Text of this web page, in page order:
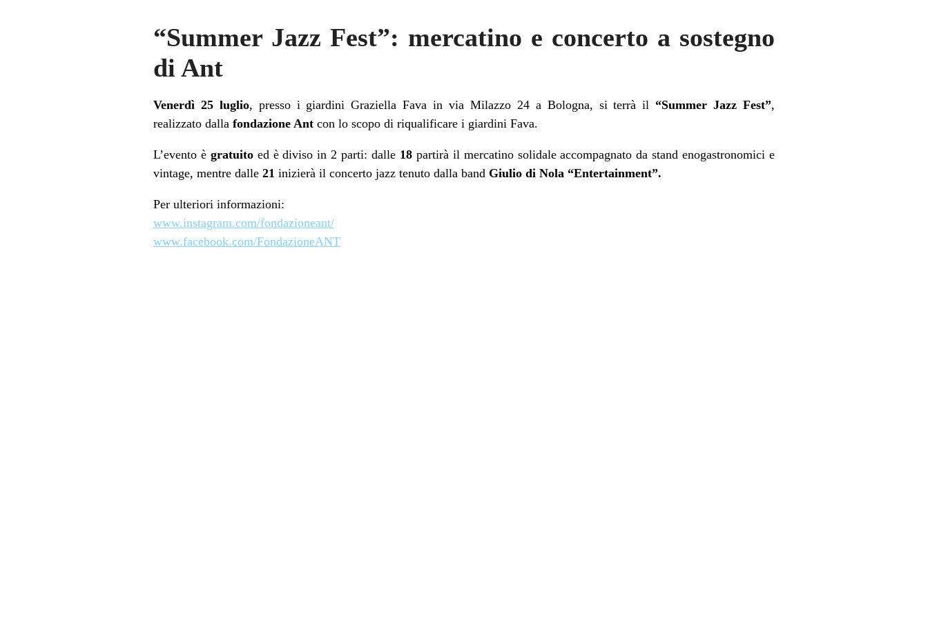
“Summer Jazz Fest”: mercatino e concerto a sostegno
di Ant
Venerdì 25 luglio, presso i giardini Graziella Fava in via Milazzo 24 a Bologna, si terrà il “Summer Jazz Fest”,
realizzato dalla fondazione Ant con lo scopo di riqualificare i giardini Fava.
L’evento è gratuitoed è diviso in 2 parti: dalle 18partirà il mercatino solidale accompagnato da stand enogastronomici e
vintage, mentre dalle 21 inizierà il concerto jazz tenuto dalla band Giulio di Nola “Entertainment”.
Per ulteriori informazioni:
www.instagram.com/fondazioneant/
www.facebook.com/FondazioneANT